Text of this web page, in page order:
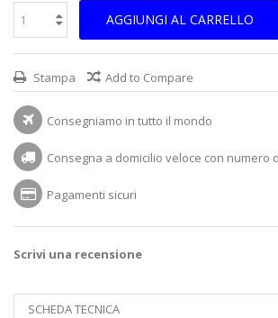
AGGIUNGI AL CARRELLO
Stampa Add to Compare
Consegniamo in tutto il mondo
Consegna a domicilio veloce con numero
Pagamenti sicuri
Scrivi una recensione
SCHEDA TECNICA